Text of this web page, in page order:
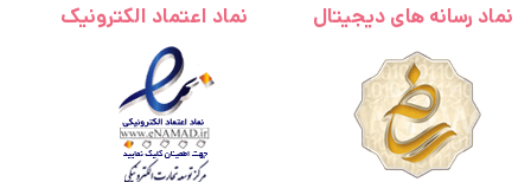
نماد رسانه های دیجیتال نماد اعتماد الکترونیک